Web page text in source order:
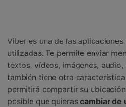
Protección del Móvil
Encuentra Más Soluciones
Viber es una de las aplicaciones
utilizadas. Te permite enviar
textos, vídeos, imágenes,
también tiene otra
permitirá compartir su
posible que quierascambiar de